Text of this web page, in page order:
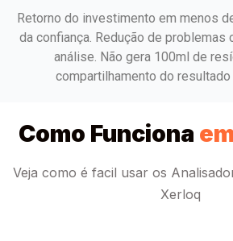
Retorno do investimento em menos
da confiança. Redução de problemas
análise. Não gera 100ml de
compartilhamento do
Como Funciona
Veja como é facil usar os
Xerloq